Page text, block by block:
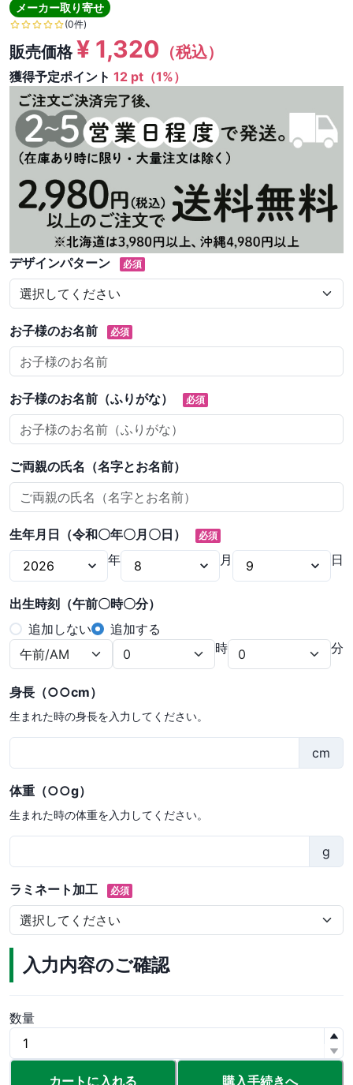
メーカー取り寄せ
(0件)
販売価格¥ 1,320 （税込）
獲得予定ポイント 12 pt（1%）
デザインパターン 必須
お子様のお名前 必須
お子様のお名前（ふりがな） 必須
ご両親の氏名（名字とお名前）
生年月日（令和〇年〇月〇日） 必須
年 月 日
出生時刻（午前〇時〇分）
追加しない
追加する
時
分
身長（○○cm）
生まれた時の身長を入力してください。
cm
体重（○○g）
生まれた時の体重を入力してください。
g
ラミネート加工 必須
入力内容のご確認
数量
カートに入れる 購入手続きへ